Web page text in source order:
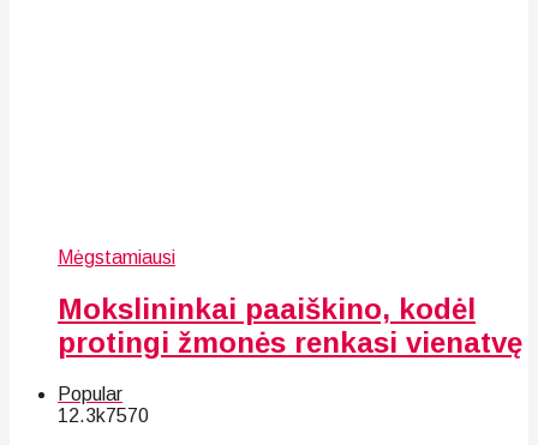
Mėgstamiausi
Mokslininkai paaiškino, kodėl
protingi žmonės renkasi vienatvę
Popular
12.3k7570